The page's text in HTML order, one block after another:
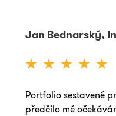
Jan Bednarský,
Portfolio sestavené
předčilo mé